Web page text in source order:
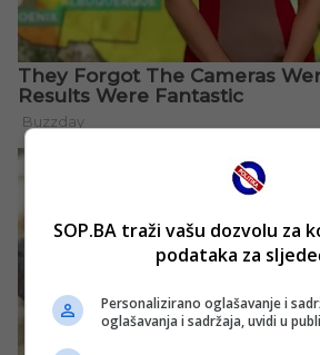
SOP.BA traži vašu dozvolu za
podataka za
Personalizirano oglašavanje i
oglašavanja i sadržaja, uvidi u